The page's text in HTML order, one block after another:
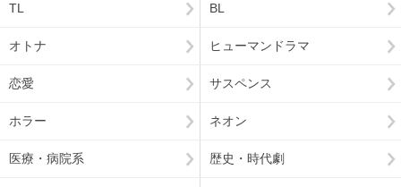
TL BL
オトナ ヒューマンドラマ
恋愛 サスペンス
ホラー ネオン
医療・病院系 歴史・時代劇